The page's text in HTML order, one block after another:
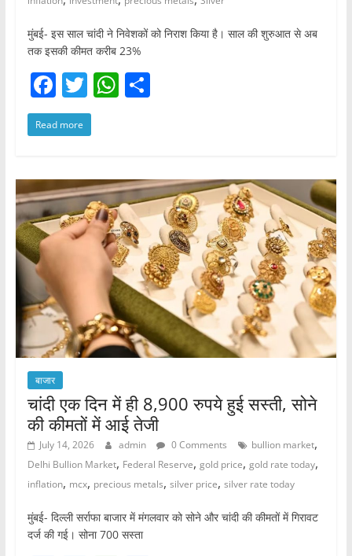
मुंबई- इस साल चांदी ने निवेशकों को निराश किया है। साल की शुरुआत से अब
तक इसकी कीमत करीब 23%
F
a
c
b
o
o
k
T
w
itt
W
A
p
p
S
Read more
बाजार
चांदी एक दिन में ही 8,900 रुपये हुई सस्ती, सोने
की कीमतों में आई तेजी
July 14, 2026 admin 0 Comments bullion market,
Delhi Bullion Market, Federal Reserve, gold price, gold rate today,
inflation, mcx, precious metals, silver price, silver rate today
मुंबई- दिल्ली सर्राफा बाजार में मंगलवार को सोने और चांदी की कीमतों में गिरावट
दर्ज की गई। सोना 700 सस्ता